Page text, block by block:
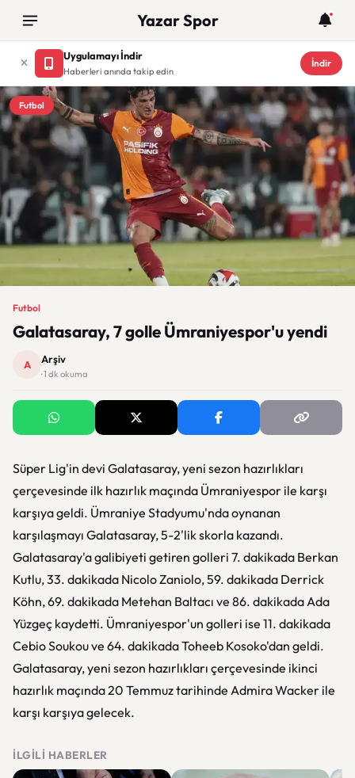
Yazar Spor
Uygulamayı İndir
Haberleri anında takip edin
İndir
Futbol
Futbol
Galatasaray, 7 golle Ümraniyespor'u yendi
A Arşiv
· 1 dk okuma
Süper Lig'in devi Galatasaray, yeni sezon hazırlıkları
çerçevesinde ilk hazırlık maçında Ümraniyespor ile karşı
karşıya geldi. Ümraniye Stadyumu'nda oynanan
karşılaşmayı Galatasaray, 5-2'lik skorla kazandı.
Galatasaray'a galibiyeti getiren golleri 7. dakikada Berkan
Kutlu, 33. dakikada Nicolo Zaniolo, 59. dakikada Derrick
Köhn, 69. dakikada Metehan Baltacı ve 86. dakikada Ada
Yüzgeç kaydetti. Ümraniyespor'un golleri ise 11. dakikada
Cebio Soukou ve 64. dakikada Toheeb Kosoko'dan geldi.
Galatasaray, yeni sezon hazırlıkları çerçevesinde ikinci
hazırlık maçında 20 Temmuz tarihinde Admira Wacker ile
karşı karşıya gelecek.
İLGILI HABERLER